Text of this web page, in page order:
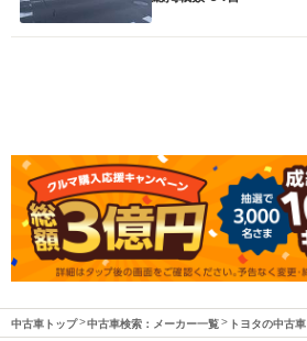
中古車トップ 中古車検索：メーカー一覧 トヨタの中古車